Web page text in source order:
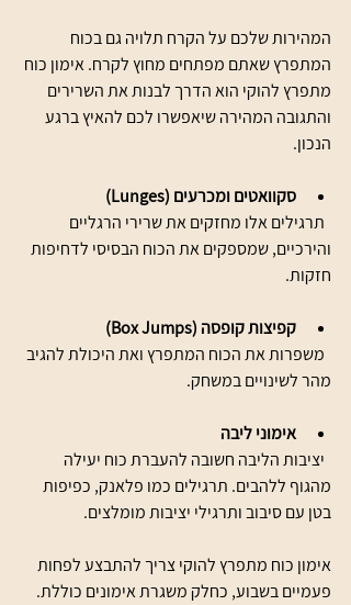
המהירות שלכם על הקרח תלויה גם בכוח
המתפרץ שאתם מפתחים מחוץ לקרח. אימון כוח
מתפרץ להוקי הוא הדרך לבנות את השרירים
והתגובה המהירה שיאפשרו לכם להאיץ ברגע
הנכון.
סקוואטים ומכרעים (Lunges)
  תרגילים אלו מחזקים את שרירי הרגליים
והירכיים, שמספקים את הכוח הבסיסי לדחיפות
חזקות.
קפיצות קופסה (Box Jumps)
  משפרות את הכוח המתפרץ ואת היכולת להגיב
מהר לשינויים במשחק.
אימוני ליבה
  יציבות הליבה חשובה להעברת כוח יעילה
מהגוף ללהבים. תרגילים כמו פלאנק, כפיפות
בטן עם סיבוב ותרגילי יציבות מומלצים.
אימון כוח מתפרץ להוקי צריך להתבצע לפחות
פעמיים בשבוע, כחלק משגרת אימונים כוללת.